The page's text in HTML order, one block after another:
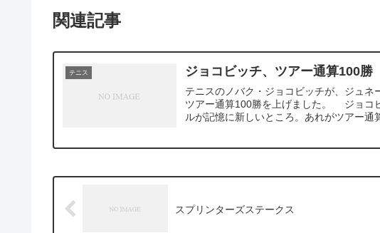
関連記事
テニス ジョコビッチ、ツアー通算100勝
テニスのノバク・ジョコビッチが、ジュネ
ツアー通算100勝を上げました。 ジョコ
ルが記憶に新しいところ。あれがツアー通
スプリンターズステークス